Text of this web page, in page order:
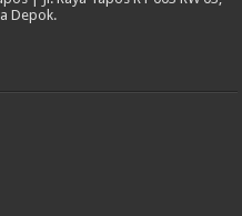
Depok.